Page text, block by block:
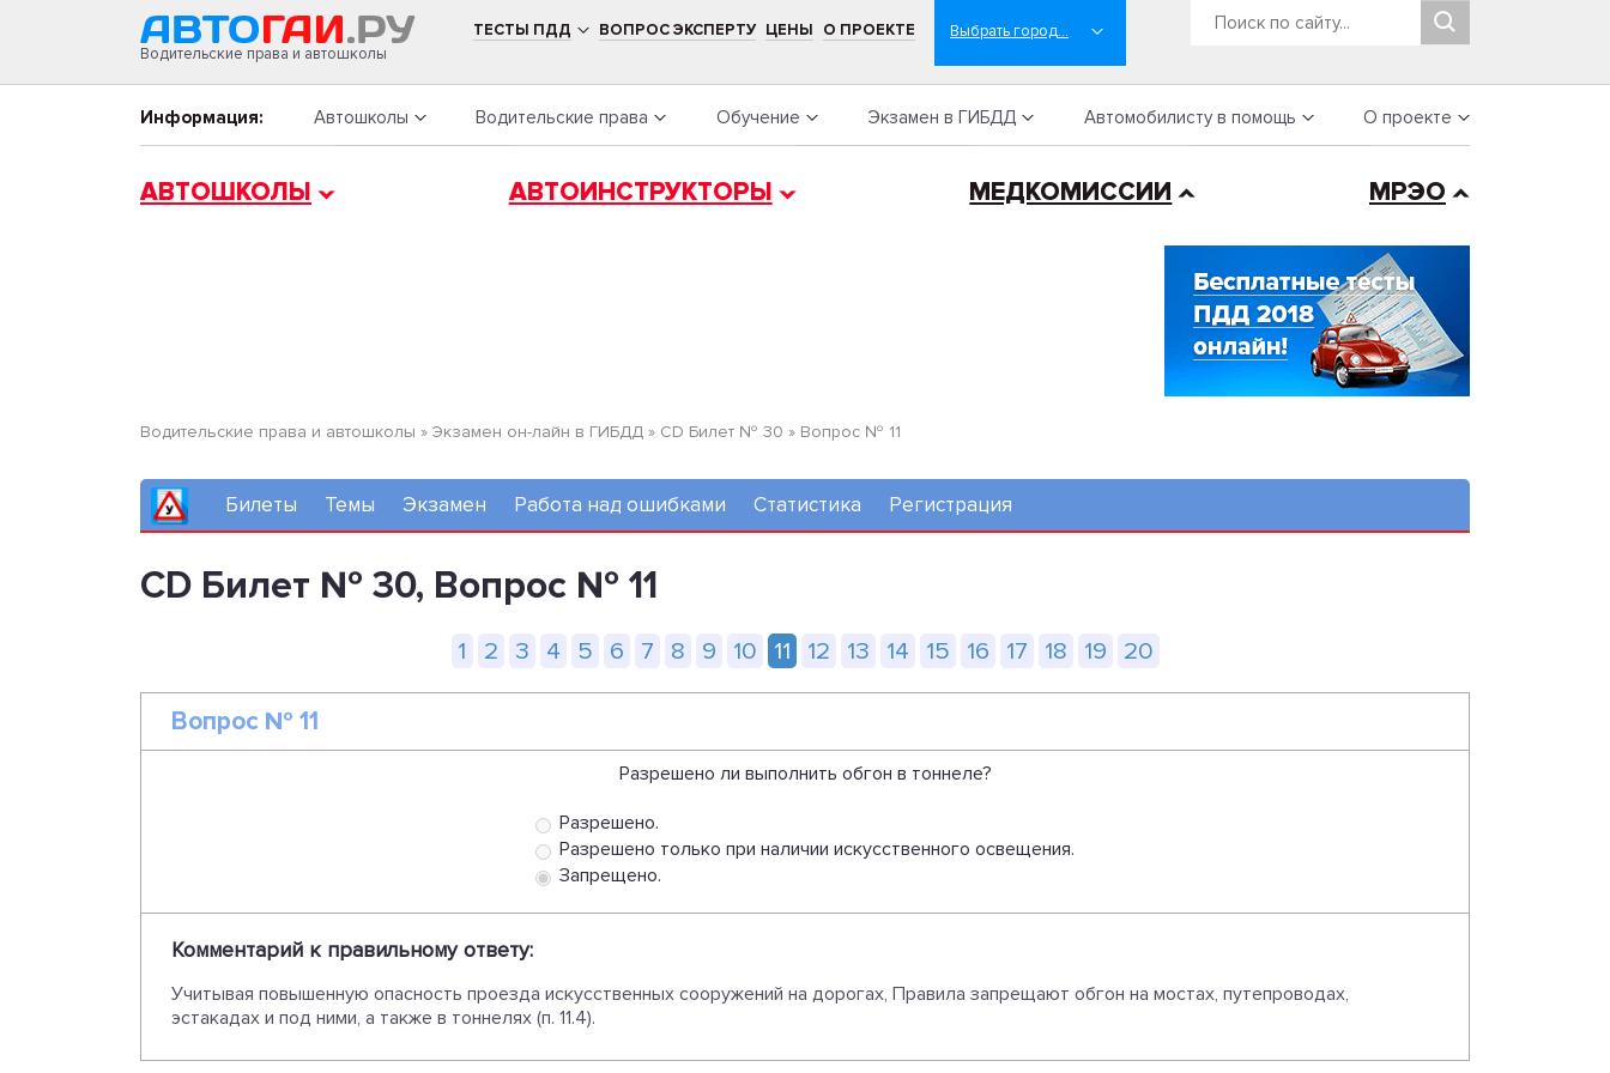
Водительские права и автошколы
ТЕСТЫ ПДД ВОПРОС ЭКСПЕРТУ ЦЕНЫ О ПРОЕКТЕ
Информация: Автошколы Водительские права Обучение Экзамен в ГИБДД Автомобилисту в помощь О проекте
АВТОШКОЛЫ АВТОИНСТРУКТОРЫ МЕДКОМИССИИ МРЭО
Водительские права и автошколы » Экзамен он-лайн в ГИБДД » CD Билет № 30 » Вопрос № 11
Билеты Темы Экзамен Работа над ошибками Статистика Регистрация
CD Билет № 30, Вопрос № 11
1 2 3 4 5 6 7 8 9 10 11 12 13 14 15 16 17 18 19 20
Вопрос № 11
Разрешено ли выполнить обгон в тоннеле?
Разрешено.
Разрешено только при наличии искусственного освещения.
Запрещено.
Комментарий к правильному ответу:
Учитывая повышенную опасность проезда искусственных сооружений на дорогах, Правила запрещают обгон на мостах, путепроводах,
эстакадах и под ними, а также в тоннелях (п. 11.4).